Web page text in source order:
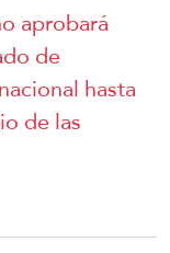
aprobará
de
hasta
de las